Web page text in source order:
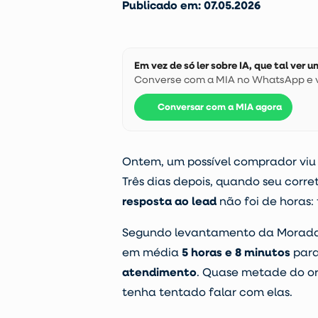
Publicado em: 07.05.2026
Em vez de só ler sobre IA, que tal ver
Converse com a MIA no WhatsApp
Conversar com a MIA agora
Ontem, um possível comprador
Três dias depois, quando seu
resposta ao lead não foi de horas:
Segundo levantamento da
em média 5 horas e 8 minutos
atendimento. Quase metade do
tenha tentado falar com elas.